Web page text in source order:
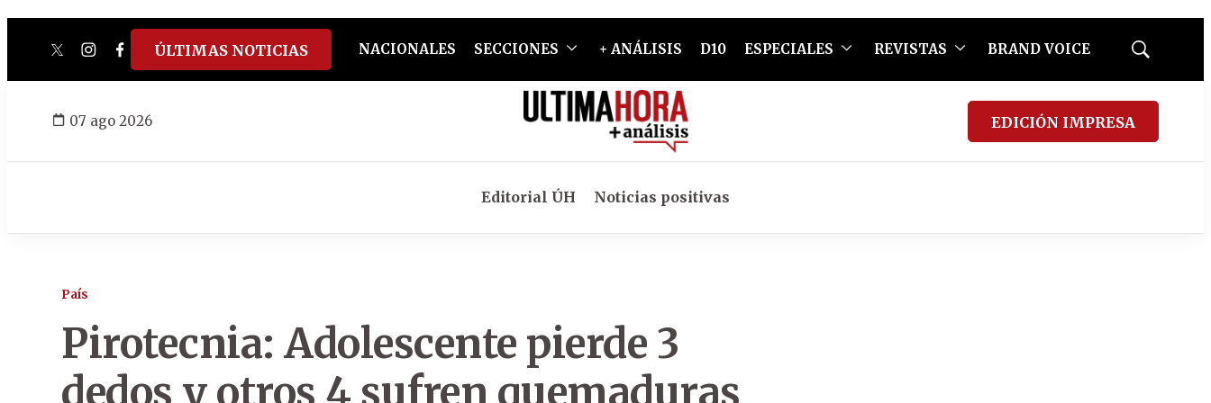
twitterinstagram
facebook
tiktokyoutube
spotify
ÚLTIMAS NOTICIAS NACIONALES SECCIONES + ANÁLISIS D10 ESPECIALES REVISTAS BRAND VOICE
Mostrar
07 ago 2026 EDICIÓN IMPRESA
Editorial ÚH Noticias positivas
País
Pirotecnia: Adolescente pierde 3
dedos y otros 4 sufren quemaduras